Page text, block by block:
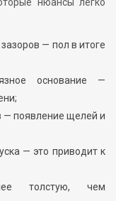
— пол в итоге
основание —
— появление щелей и
— это приводит к
толстую, чем